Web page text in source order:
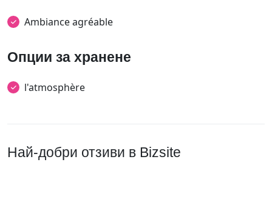
Ambiance agréable
Опции за хранене
l'atmosphère
Най-добри отзиви в Bizsite